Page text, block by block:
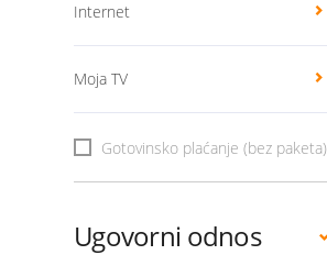
Internet
Moja TV
Gotovinsko plaćanje (bez paketa)
Ugovorni odnos